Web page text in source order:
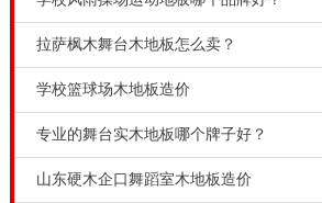
拉萨枫木舞台木地板怎么卖？
学校篮球场木地板造价
专业的舞台实木地板哪个牌子好？
山东硬木企口舞蹈室木地板造价